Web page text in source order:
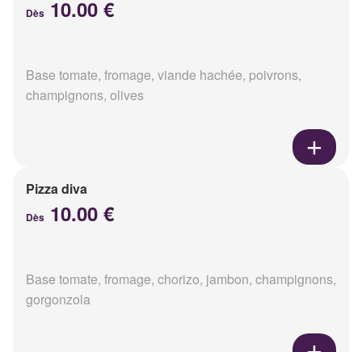
Dès 10.00 €
Base tomate, fromage, viande hachée, poivrons,
champignons, olives
Pizza diva
Dès 10.00 €
Base tomate, fromage, chorizo, jambon, champignons,
gorgonzola